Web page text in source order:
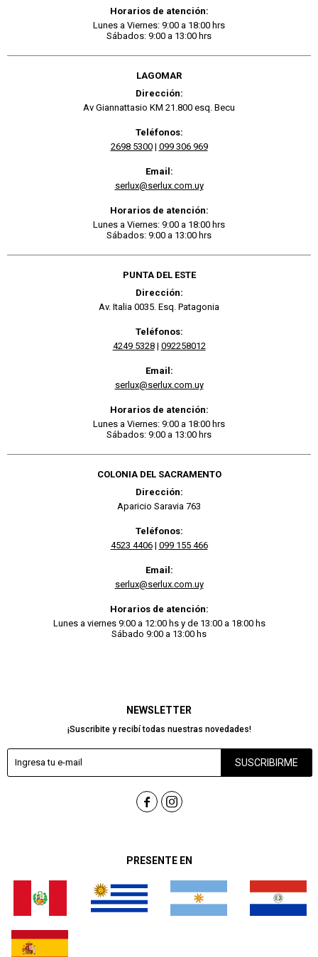
PRESENTE EN
NEWSLETTER
¡Suscribite y recibí todas nuestras novedades!
SUSCRIBIRME
 
Horarios de atención:
Lunes a Viernes: 9:00 a 18:00 hrs
Sábados: 9:00 a 13:00 hrs
LAGOMAR
Dirección:
Av Giannattasio KM 21.800 esq. Becu
Teléfonos:
2698 5300| 099 306 969
Email:
serlux@serlux.com.uy
Horarios de atención:
Lunes a Viernes: 9:00 a 18:00 hrs
Sábados: 9:00 a 13:00 hrs
PUNTA DEL ESTE
Dirección:
Av. Italia 0035. Esq. Patagonia
Teléfonos:
4249 5328| 092258012
Email:
serlux@serlux.com.uy
Horarios de atención:
Lunes a Viernes: 9:00 a 18:00 hrs
Sábados: 9:00 a 13:00 hrs
COLONIA DEL SACRAMENTO
Dirección:
Aparicio Saravia 763
Teléfonos:
4523 4406| 099 155 466
Email:
serlux@serlux.com.uy
Horarios de atención:
Lunes a viernes 9:00 a 12:00 hs y de 13:00 a 18:00 hs
Sábado 9:00 a 13:00 hs